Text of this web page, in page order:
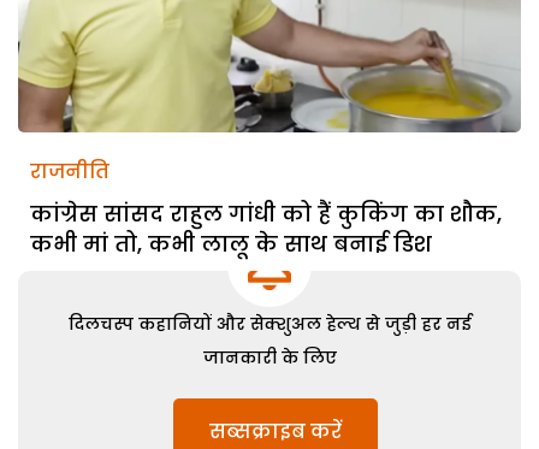
राजनीति
कांग्रेस सांसद राहुल गांधी को हैं कुकिंग का शौक,
कभी मां तो, कभी लालू के साथ बनाई डिश
दिलचस्प कहानियों और सेक्शुअल हेल्थ से जुड़ी हर नई
जानकारी के लिए
सब्सक्राइब करें